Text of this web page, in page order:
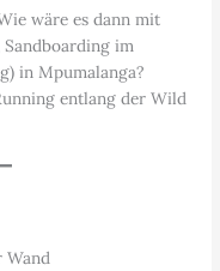
wäre es dann mit
im
in Mpumalanga?
entlang der Wild
Wand